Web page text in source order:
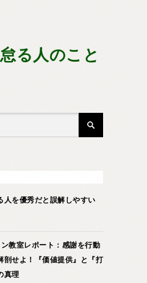
る人のこと
人を優秀だと誤解しやすい
教室レポート：感謝を行動
剖せよ！『価値提供』と『打
真理